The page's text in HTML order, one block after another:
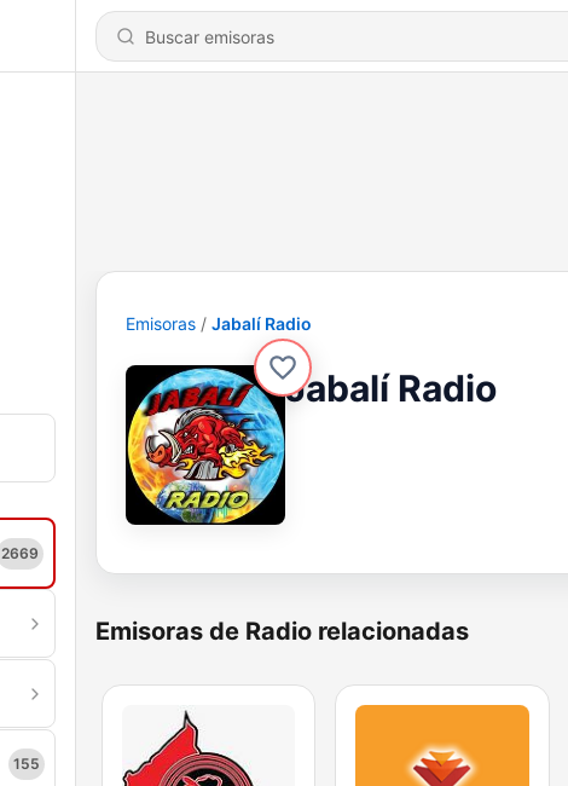
2669
155
Emisoras Jabalí Radio
Jabalí Radio
Emisoras de Radio relacionadas